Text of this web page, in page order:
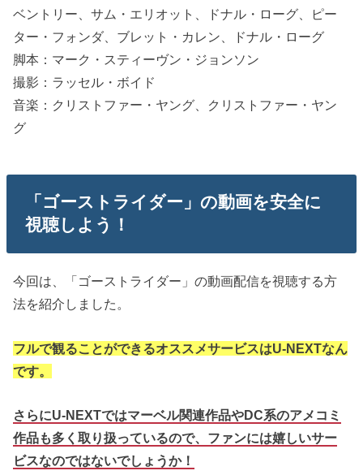
ベントリー、サム・エリオット、ドナル・ローグ、ピー
ター・フォンダ、ブレット・カレン、ドナル・ローグ
脚本：マーク・スティーヴン・ジョンソン
撮影：ラッセル・ボイド
音楽：クリストファー・ヤング、クリストファー・ヤン
グ
「ゴーストライダー」の動画を安全に
視聴しよう！
今回は、「ゴーストライダー」の動画配信を視聴する方
法を紹介しました。
フルで観ることができるオススメサービスはU-NEXTなん
です。
さらにU-NEXTではマーベル関連作品やDC系のアメコミ
作品も多く取り扱っているので、ファンには嬉しいサー
ビスなのではないでしょうか！